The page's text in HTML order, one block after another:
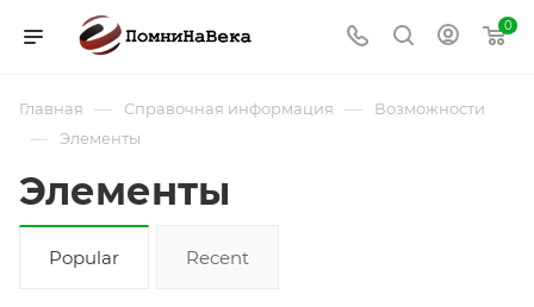
0
Главная — Справочная информация — Возможности
— Элементы
Элементы
Popular Recent